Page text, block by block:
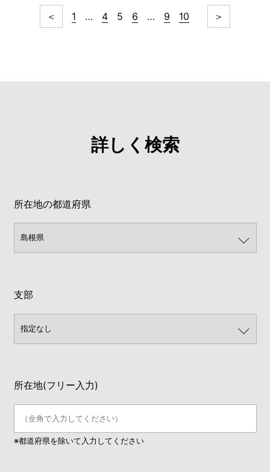
＜ 1 … 4 5 6 … 9 10 ＞
詳しく検索
所在地の都道府県
支部
所在地(フリー入力)
※都道府県を除いて入力してください